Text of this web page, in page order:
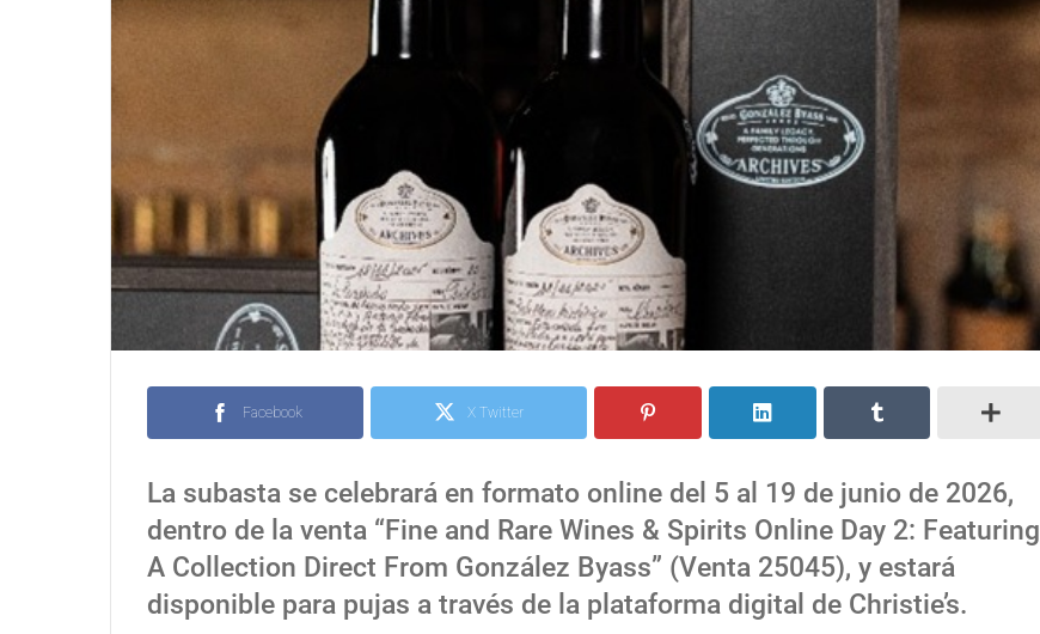
Facebook X Twitter
La subasta se celebrará en formato online del 5 al 19 de junio de 2026,
dentro de la venta “Fine and Rare Wines & Spirits Online Day 2: Featuring
A Collection Direct From González Byass” (Venta 25045), y estará
disponible para pujas a través de la plataforma digital de Christie’s.